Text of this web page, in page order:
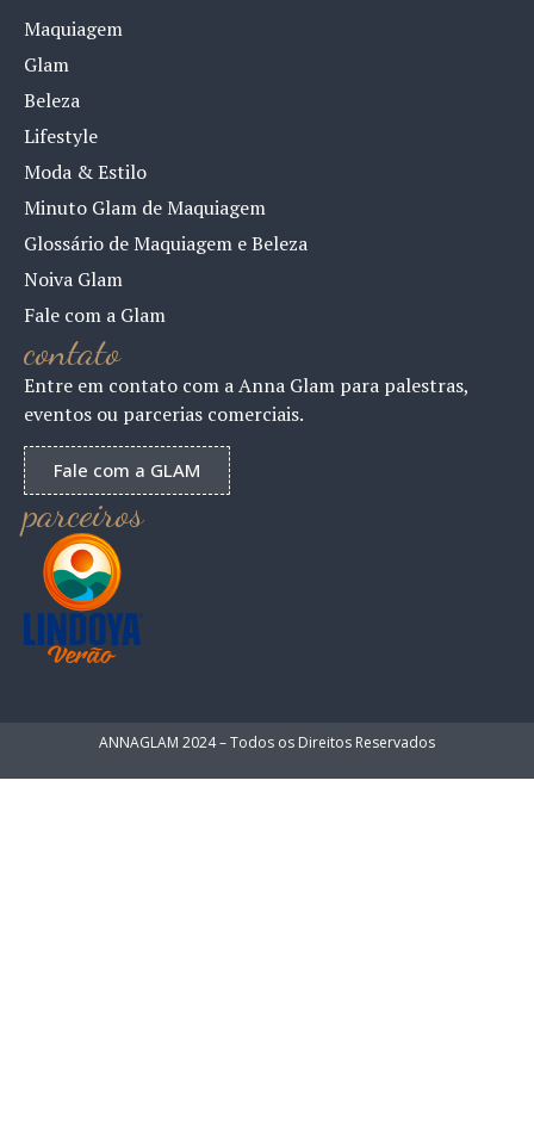
Maquiagem
Glam
Beleza
Lifestyle
Moda & Estilo
Minuto Glam de Maquiagem
Glossário de Maquiagem e Beleza
Noiva Glam
Fale com a Glam
contato
Entre em contato com a Anna Glam para palestras,
eventos ou parcerias comerciais.
Fale com a GLAM
parceiros
ANNAGLAM 2024 – Todos os Direitos Reservados